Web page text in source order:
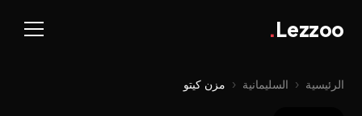
Lezzoo
.
الرئيسية ‹ السليمانية ‹ مزن كيتو